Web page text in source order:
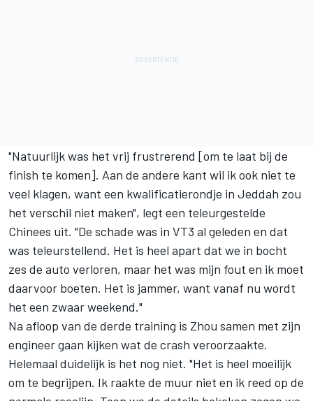
"Natuurlijk was het vrij frustrerend [om te laat bij de
finish te komen]. Aan de andere kant wil ik ook niet te
veel klagen, want een kwalificatierondje in Jeddah zou
het verschil niet maken", legt een teleurgestelde
Chinees uit. "De schade was in VT3 al geleden en dat
was teleurstellend. Het is heel apart dat we in bocht
zes de auto verloren, maar het was mijn fout en ik moet
daarvoor boeten. Het is jammer, want vanaf nu wordt
het een zwaar weekend."
Na afloop van de derde training is Zhou samen met zijn
engineer gaan kijken wat de crash veroorzaakte.
Helemaal duidelijk is het nog niet. "Het is heel moeilijk
om te begrijpen. Ik raakte de muur niet en ik reed op de